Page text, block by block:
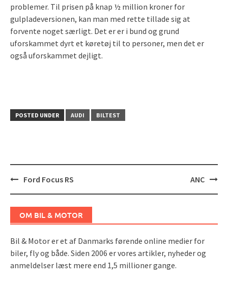
problemer. Til prisen på knap ½ million kroner for
gulpladeversionen, kan man med rette tillade sig at
forvente noget særligt. Det er er i bund og grund
uforskammet dyrt et køretøj til to personer, men det er
også uforskammet dejligt.
POSTED UNDER AUDI BILTEST
PostFord Focus RS ANC
OM BIL & MOTOR
Bil & Motor er et af Danmarks førende online medier for
biler, fly og både. Siden 2006 er vores artikler, nyheder og
anmeldelser læst mere end 1,5 millioner gange.